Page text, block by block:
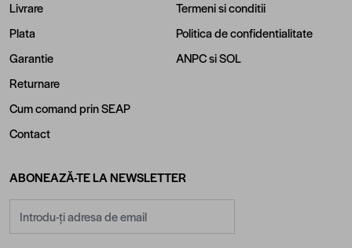
Livrare
Plata
Garantie
Returnare
Cum comand prin SEAP
Contact
Termeni si conditii
Politica de confidentialitate
ANPCsiSOL
ABONEAZĂ-TE LA NEWSLETTER